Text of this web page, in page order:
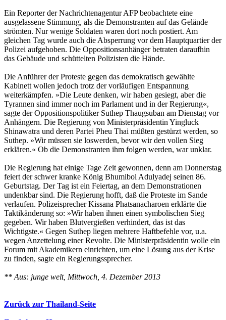
Ein Reporter der Nachrichtenagentur AFP beobachtete eine
ausgelassene Stimmung, als die Demonstranten auf das Gelände
strömten. Nur wenige Soldaten waren dort noch postiert. Am
gleichen Tag wurde auch die Absperrung vor dem Hauptquartier der
Polizei aufgehoben. Die Oppositionsanhänger betraten daraufhin
das Gebäude und schüttelten Polizisten die Hände.
Die Anführer der Proteste gegen das demokratisch gewählte
Kabinett wollen jedoch trotz der vorläufigen Entspannung
weiterkämpfen. »Die Leute denken, wir haben gesiegt, aber die
Tyrannen sind immer noch im Parlament und in der Regierung«,
sagte der Oppositionspolitiker Suthep Thaugsuban am Dienstag vor
Anhängern. Die Regierung von Ministerpräsidentin Yingluck
Shinawatra und deren Partei Pheu Thai müßten gestürzt werden, so
Suthep. »Wir müssen sie loswerden, bevor wir den vollen Sieg
erklären.« Ob die Demonstranten ihm folgen werden, war unklar.
Die Regierung hat einige Tage Zeit gewonnen, denn am Donnerstag
feiert der schwer kranke König Bhumibol Adulyadej seinen 86.
Geburtstag. Der Tag ist ein Feiertag, an dem Demonstrationen
undenkbar sind. Die Regierung hofft, daß die Proteste im Sande
verlaufen. Polizeisprecher Kissana Phatsanacharoen erklärte die
Taktik­änderung so: »Wir haben ihnen einen symbolischen Sieg
gegeben. Wir haben Blutvergießen verhindert, das ist das
Wichtigste.« Gegen Suthep liegen mehrere Haftbefehle vor, u.a.
wegen Anzettelung einer Revolte. Die Ministerpräsidentin wolle ein
Forum mit Akademikern einrichten, um eine Lösung aus der Krise
zu finden, sagte ein Regierungssprecher.
** Aus: junge welt, Mittwoch, 4. Dezember 2013
Zurück zur Thailand-Seite